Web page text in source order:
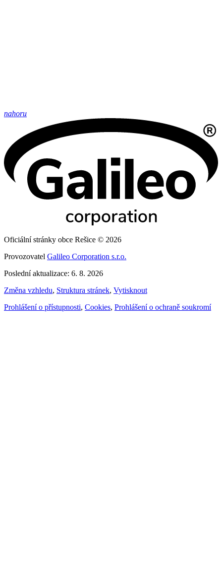
nahoru
Oficiální stránky obce Rešice © 2026
Provozovatel Galileo Corporation s.r.o.
Poslední aktualizace: 6. 8. 2026
Změna vzhledu, Struktura stránek, Vytisknout
Prohlášení o přístupnosti, Cookies, Prohlášení o ochraně soukromí